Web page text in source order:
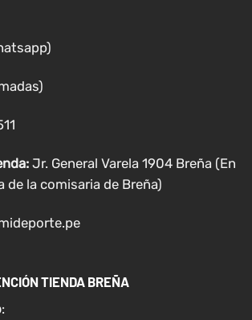
Jr. General Varela 1904 Breña (En
de la comisaria de Breña)
TIENDA BREÑA
: